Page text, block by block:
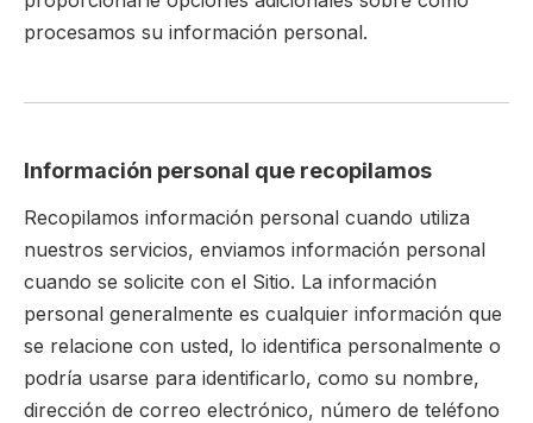
procesamos su información personal.
Información personal que recopilamos
Recopilamos información personal cuando utiliza
nuestros servicios, enviamos información personal
cuando se solicite con el Sitio. La información
personal generalmente es cualquier información que
se relacione con usted, lo identifica personalmente o
podría usarse para identificarlo, como su nombre,
dirección de correo electrónico, número de teléfono